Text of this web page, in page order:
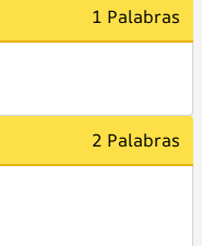
1 Palabras
2 Palabras